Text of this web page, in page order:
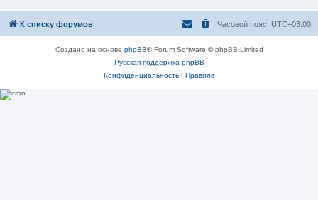
К списку форумов Часовой пояс: UTC+03:00
Создано на основе phpBB® Forum Software © phpBB Limited
Русская поддержка phpBB
Конфиденциальность| Правила